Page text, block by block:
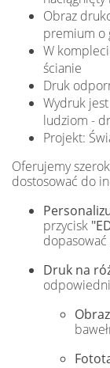
Obraz
premium o
W
ścianie
Druk
Wydruk
ludziom -
Projekt:
Oferujemy
dostosować do
przycisk
Druk na